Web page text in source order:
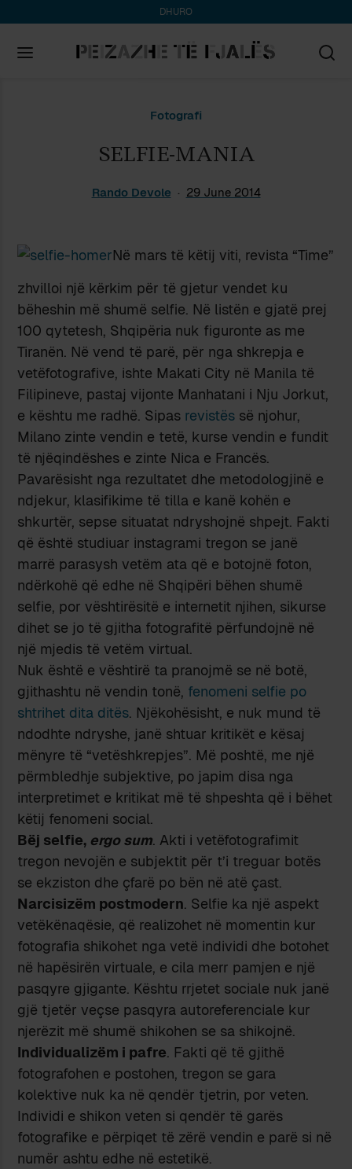
DHURO
Fotografi
SELFIE-MANIA
Rando Devole 29 June 2014
Në mars të këtij viti, revista “Time”
zhvilloi një kërkim për të gjetur vendet ku
bëheshin më shumë selfie. Në listën e gjatë prej
100 qytetesh, Shqipëria nuk figuronte as me
Tiranën. Në vend të parë, për nga shkrepja e
vetëfotografive, ishte Makati City në Manila të
Filipineve, pastaj vijonte Manhatani i Nju Jorkut,
e kështu me radhë. Sipas revistës së njohur,
Milano zinte vendin e tetë, kurse vendin e fundit
të njëqindëshes e zinte Nica e Francës.
Pavarësisht nga rezultatet dhe metodologjinë e
ndjekur, klasifikime të tilla e kanë kohën e
shkurtër, sepse situatat ndryshojnë shpejt. Fakti
që është studiuar instagrami tregon se janë
marrë parasysh vetëm ata që e botojnë foton,
ndërkohë që edhe në Shqipëri bëhen shumë
selfie, por vështirësitë e internetit njihen, sikurse
dihet se jo të gjitha fotografitë përfundojnë në
një mjedis të vetëm virtual.
Nuk është e vështirë ta pranojmë se në botë,
gjithashtu në vendin tonë, fenomeni selfie po
shtrihet dita ditës. Njëkohësisht, e nuk mund të
ndodhte ndryshe, janë shtuar kritikët e kësaj
mënyre të “vetëshkrepjes”. Më poshtë, me një
përmbledhje subjektive, po japim disa nga
interpretimet e kritikat më të shpeshta që i bëhet
këtij fenomeni social.
Bëj selfie, ergo sum. Akti i vetëfotografimit
tregon nevojën e subjektit për t’i treguar botës
se ekziston dhe çfarë po bën në atë çast.
Narcisizëm postmodern. Selfie ka një aspekt
vetëkënaqësie, që realizohet në momentin kur
fotografia shikohet nga vetë individi dhe botohet
në hapësirën virtuale, e cila merr pamjen e një
pasqyre gjigante. Kështu rrjetet sociale nuk janë
gjë tjetër veçse pasqyra autoreferenciale kur
njerëzit më shumë shikohen se sa shikojnë.
Individualizëm i pafre. Fakti që të gjithë
fotografohen e postohen, tregon se gara
kolektive nuk ka në qendër tjetrin, por veten.
Individi e shikon veten si qendër të garës
fotografike e përpiqet të zërë vendin e parë si në
numër ashtu edhe në estetikë.